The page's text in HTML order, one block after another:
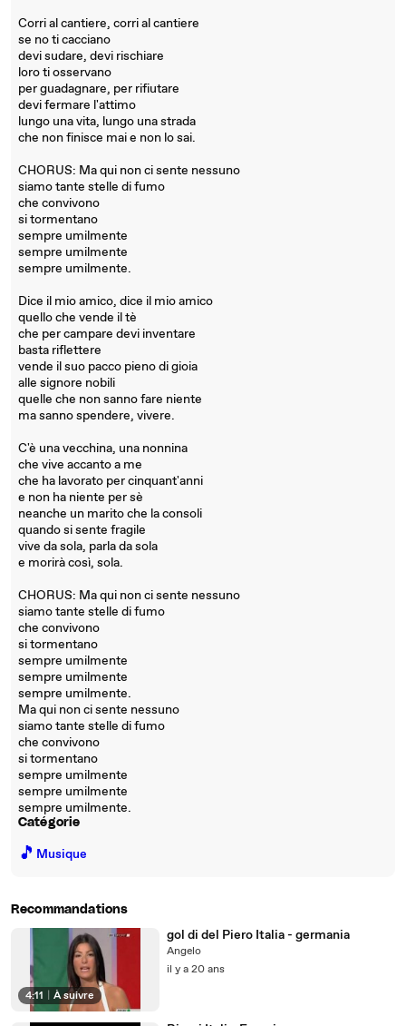
Corri al cantiere, corri al cantiere
se no ti cacciano
devi sudare, devi rischiare
loro ti osservano
per guadagnare, per rifiutare
devi fermare l'attimo
lungo una vita, lungo una strada
che non finisce mai e non lo sai.
CHORUS: Ma qui non ci sente nessuno
siamo tante stelle di fumo
che convivono
si tormentano
sempre umilmente
sempre umilmente
sempre umilmente.
Dice il mio amico, dice il mio amico
quello che vende il tè
che per campare devi inventare
basta riflettere
vende il suo pacco pieno di gioia
alle signore nobili
quelle che non sanno fare niente
ma sanno spendere, vivere.
C'è una vecchina, una nonnina
che vive accanto a me
che ha lavorato per cinquant'anni
e non ha niente per sè
neanche un marito che la consoli
quando si sente fragile
vive da sola, parla da sola
e morirà così, sola.
CHORUS: Ma qui non ci sente nessuno
siamo tante stelle di fumo
che convivono
si tormentano
sempre umilmente
sempre umilmente
sempre umilmente.
Ma qui non ci sente nessuno
siamo tante stelle di fumo
che convivono
si tormentano
sempre umilmente
sempre umilmente
sempre umilmente.
Catégorie
🎵 Musique
Recommandations
4:11 À suivre
gol di del Piero Italia - germania
Angelo
il y a 20 ans